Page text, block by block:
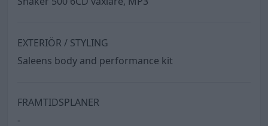
EXTERIÖR / STYLING
Saleens body and performance kit
FRAMTIDSPLANER
-